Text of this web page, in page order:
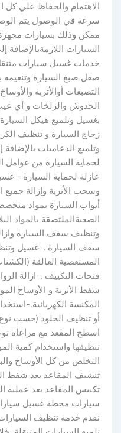
الاهتمام والحفاظ علي كل
سرعة في الوصول يتم
ممكن وذلك بسيارات
السيارات
خدمات غسيل سيارات
صقل صبغ السيارة
التصبغات أوالأتربة
الخدوش والزلخات و أي
بغسيل وتلميع هيكل
زجاج السيارة و تنظيف
وتلميع الدعاميات
لحماية السيارة من عوامل
عازلة لحماية السيارة –
وسحب الأتربة وإزالة جميع
أبواب السيارة بمواد
الصعبةالملتصقة بالمواد
وتنظيف سقف السيارة
سقف السيارة .-غسيل
المستعصية العالقة
فتحات التكييف .-ازالة
شفط الأتربة و الأوساخ
المكنسة الكهربائية.-
أو تنظيف الجلود (حسب
اسطح المقعد مع مراعاة
تنظيفها واستخدام كمية
التخلص من كل الأوساخ
تنشيف المقاعد بعد شفط
تكييس المقاعد بعد
سيارات محطة غسيل
نقدم خدمة تنظيف